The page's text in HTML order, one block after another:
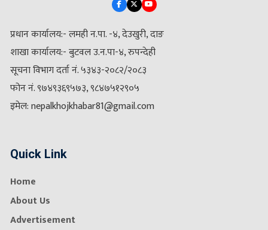
प्रधान कार्यालय:- लमही न.पा. -४, देउखुरी, दाङ
शाखा कार्यालय:- बुटवल उ.न.पा-४, रुपन्देही
सूचना विभाग दर्ता नं. ५३४३-२०८२/२०८३
फोन नं. ९७४९३६९५७३, ९८४७५१२९०५
इमेल: nepalkhojkhabar81@gmail.com
Quick Link
Home
About Us
Advertisement